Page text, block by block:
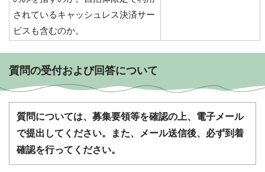
されているキャッシュレス決済サー
ビスも含むのか。
質問の受付および回答について
質問については、募集要領等を確認の上、電子メール
で提出してください。また、メール送信後、必ず到着
確認を行ってください。